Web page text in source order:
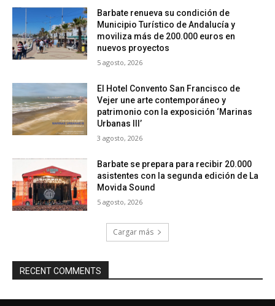
Barbate renueva su condición de
Municipio Turístico de Andalucía y
moviliza más de 200.000 euros en
nuevos proyectos
5 agosto, 2026
El Hotel Convento San Francisco de
Vejer une arte contemporáneo y
patrimonio con la exposición ‘Marinas
Urbanas III’
3 agosto, 2026
Barbate se prepara para recibir 20.000
asistentes con la segunda edición de La
Movida Sound
5 agosto, 2026
Cargar más
RECENT COMMENTS